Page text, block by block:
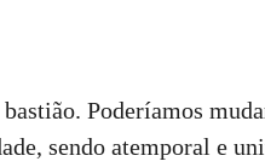
Poderíamos
sendo atemporal e